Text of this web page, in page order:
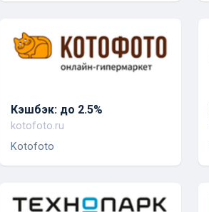
Кэшбэк: до 2.5%
kotofoto.ru
Kotofoto